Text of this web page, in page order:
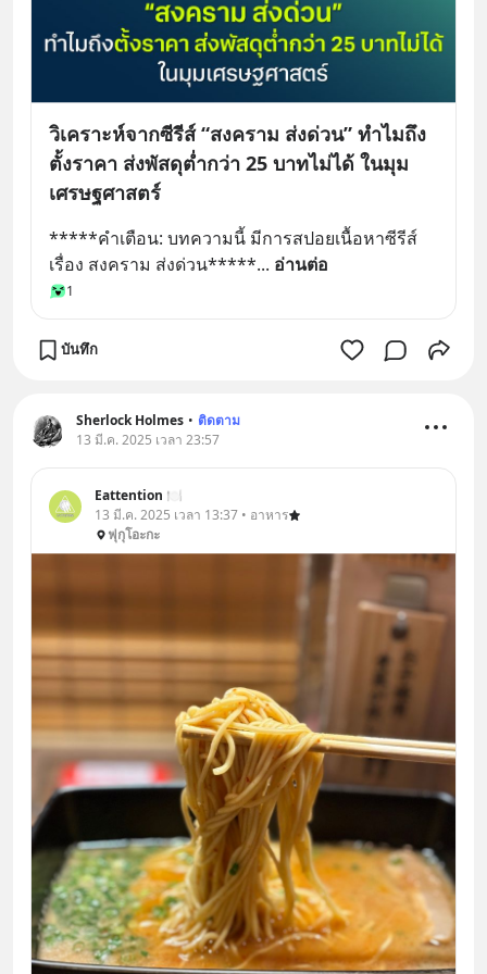
วิเคราะห์จากซีรีส์ “สงคราม ส่งด่วน” ทำไมถึง
ตั้งราคา ส่งพัสดุต่ำกว่า 25 บาทไม่ได้ ในมุม
เศรษฐศาสตร์
*****คำเตือน: บทความนี้ มีการสปอยเนื้อหาซีรีส์
เรื่อง สงคราม ส่งด่วน*****... อ่านต่อ
1
บันทึก
Sherlock Holmes • ติดตาม
13 มี.ค. 2025 เวลา 23:57
Eattention 🍽
13 มี.ค. 2025 เวลา 13:37 • อาหาร
ฟุกุโอะกะ